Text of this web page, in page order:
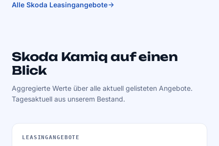
Alle Skoda Leasingangebote
Skoda Kamiq auf einen
Blick
Aggregierte Werte über alle aktuell gelisteten Angebote.
Tagesaktuell aus unserem Bestand.
LEASINGANGEBOTE